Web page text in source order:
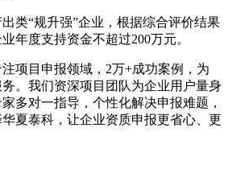
“规升强”企业，根据综合评价结果
年度支持资金不超过200万元。
目申报领域，2万+成功案例，为
。我们资深项目团队为企业用户量身
多对一指导，个性化解决申报难题，
夏泰科，让企业资质申报更省心、更